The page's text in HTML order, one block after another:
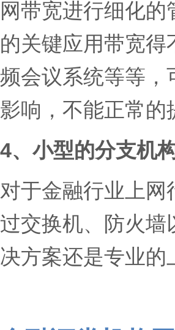
网带宽进行细化
的关键应用带宽
频会议系统等等，
影响，不能正常的
4、小型的分支机
对于金融行业上
过交换机、防火
决方案还是专业